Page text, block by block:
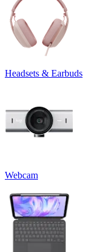
Headsets & Earbuds
Webcam